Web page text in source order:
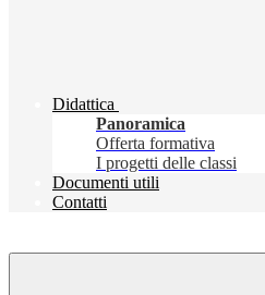
Didattica
Panoramica
Offerta formativa
I progetti delle classi
Documenti utili
Contatti